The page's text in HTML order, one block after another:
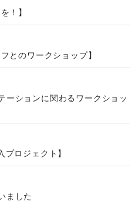
！】
とのワークショップ】
ーションに関わるワークショッ
プロジェクト】
ました